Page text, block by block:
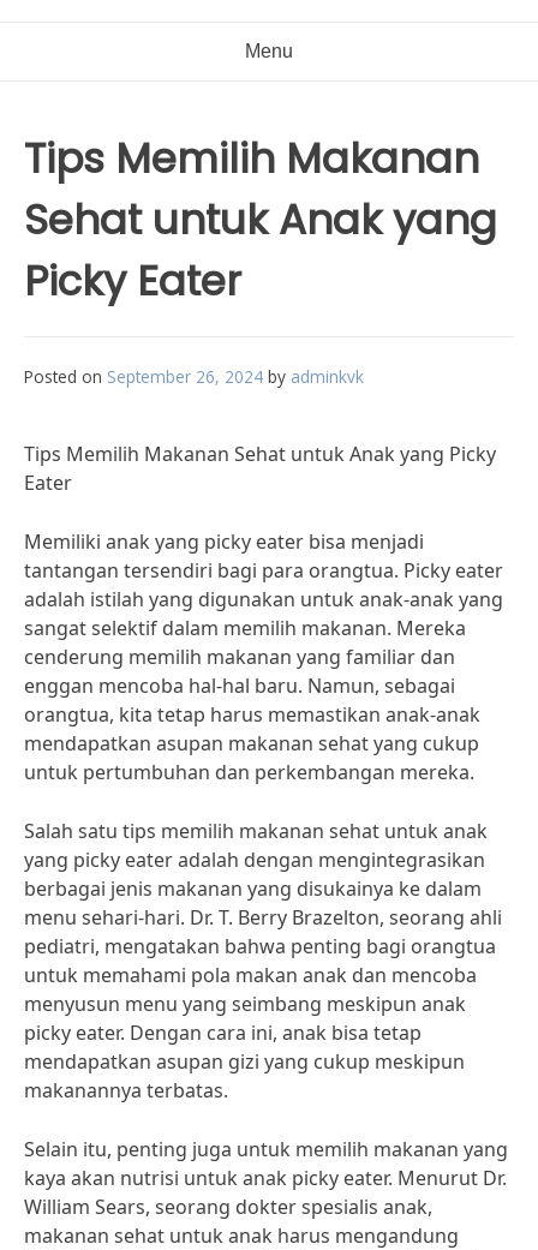
Menu
Tips Memilih Makanan
Sehat untuk Anak yang
Picky Eater
Posted on September 26, 2024 by adminkvk
Tips Memilih Makanan Sehat untuk Anak yang Picky
Eater
Memiliki anak yang picky eater bisa menjadi
tantangan tersendiri bagi para orangtua. Picky eater
adalah istilah yang digunakan untuk anak-anak yang
sangat selektif dalam memilih makanan. Mereka
cenderung memilih makanan yang familiar dan
enggan mencoba hal-hal baru. Namun, sebagai
orangtua, kita tetap harus memastikan anak-anak
mendapatkan asupan makanan sehat yang cukup
untuk pertumbuhan dan perkembangan mereka.
Salah satu tips memilih makanan sehat untuk anak
yang picky eater adalah dengan mengintegrasikan
berbagai jenis makanan yang disukainya ke dalam
menu sehari-hari. Dr. T. Berry Brazelton, seorang ahli
pediatri, mengatakan bahwa penting bagi orangtua
untuk memahami pola makan anak dan mencoba
menyusun menu yang seimbang meskipun anak
picky eater. Dengan cara ini, anak bisa tetap
mendapatkan asupan gizi yang cukup meskipun
makanannya terbatas.
Selain itu, penting juga untuk memilih makanan yang
kaya akan nutrisi untuk anak picky eater. Menurut Dr.
William Sears, seorang dokter spesialis anak,
makanan sehat untuk anak harus mengandung